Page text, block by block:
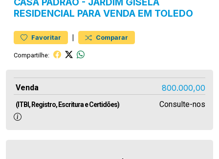
RESIDENCIAL PARA VENDA EM TOLEDO
Favoritar | Comparar
Compartilhe:
Venda 800.000,00
(ITBI, Registro, Escritura e Certidões) Consulte-nos